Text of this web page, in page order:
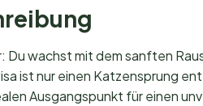
Du wachst mit dem sanften
ist nur einen Katzensprung
Ausgangspunkt für einen